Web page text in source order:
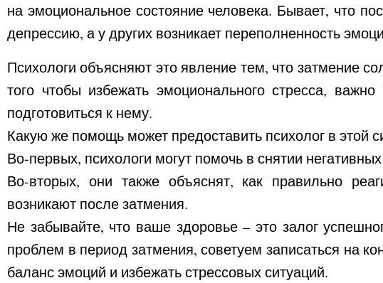
на эмоциональное состояние человека. Бывает, что
депрессию, а у других возникает переполненность
Психологи объясняют это явление тем, что затмение
того чтобы избежать эмоционального стресса,
подготовиться к нему.
Какую же помощь может предоставить психолог в этой
Во-первых, психологи могут помочь в снятии
Во-вторых, они также объяснят, как правильно
возникают после затмения.
Не забывайте, что ваше здоровье – это залог
проблем в период затмения, советуем записаться на
баланс эмоций и избежать стрессовых ситуаций.